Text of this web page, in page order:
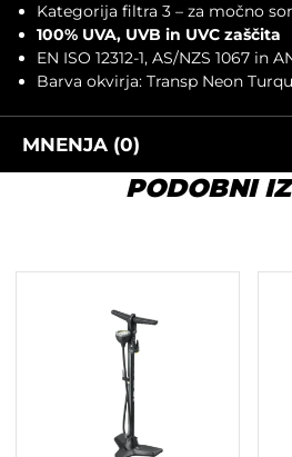
Kategorija filtra 3 – za močno
100% UVA, UVB in UVC zaščita
EN ISO 12312-1, AS/NZS 1067 in
Barva okvirja: Transp Neon
MNENJA (0)
PODOBNI